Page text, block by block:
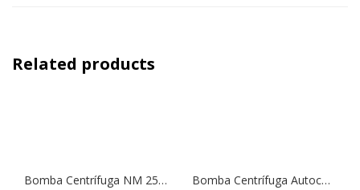
Related products
Bomba Centrífuga NM 25/20S | 5,5 HP | 380 V. Bomba Centrífuga Autocebante Tipo Jet NGLM 3/13 | 1,0 HP | 220 V.